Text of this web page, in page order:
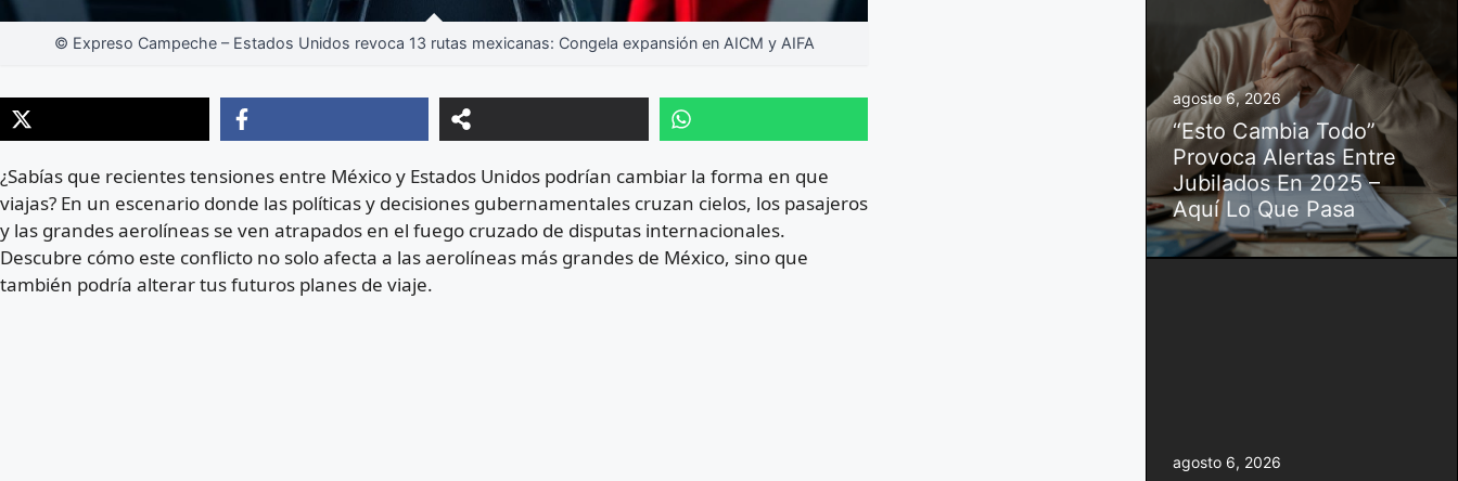
© Expreso Campeche – Estados Unidos revoca 13 rutas mexicanas: Congela expansión en AICM y AIFA
¿Sabías que recientes tensiones entre México y Estados Unidos podrían cambiar la forma en que
viajas? En un escenario donde las políticas y decisiones gubernamentales cruzan cielos, los pasajeros
y las grandes aerolíneas se ven atrapados en el fuego cruzado de disputas internacionales.
Descubre cómo este conflicto no solo afecta a las aerolíneas más grandes de México, sino que
también podría alterar tus futuros planes de viaje.
agosto 6, 2026
“Esto Cambia Todo”
Provoca Alertas Entre
Jubilados En 2025 –
Aquí Lo Que Pasa
agosto 6, 2026